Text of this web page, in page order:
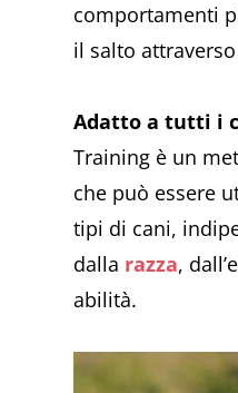
comportamenti
il salto
Adatto a tutti i
Training è un
che può essere
tipi di cani,
dalla razza,
abilità.